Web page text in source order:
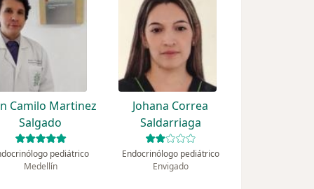
Camilo Martinez
Salgado
pediátrico
Medellín
Johana Correa
Saldarriaga
Endocrinólogo pediátrico
Envigado